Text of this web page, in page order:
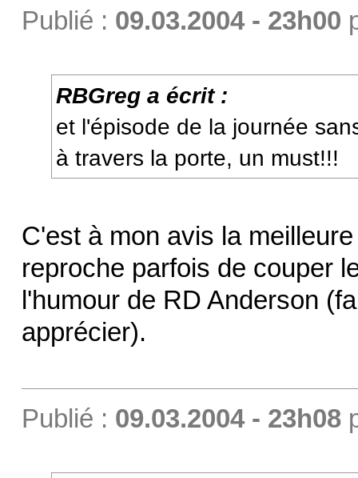
Publié : 09.03.2004 - 23h00
RBGreg a écrit :
et l'épisode de la journée
à travers la porte, un must!!!
C'est à mon avis la
reproche parfois de couper
l'humour de RD Anderson
apprécier).
Publié : 09.03.2004 - 23h08